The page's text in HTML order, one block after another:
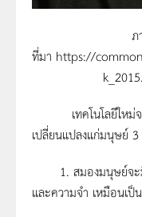
ภ
ที่มา https://
เทคโนโลยีให
เปลี่ยนแปลงแก่มนุษย์
1. สมองมนุษย์จะมี
และความจำ เหมือนเ